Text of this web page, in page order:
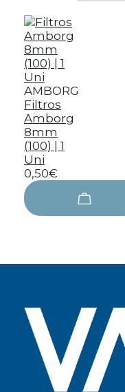
AMBORG
Filtros
Amborg
8mm
(100) | 1
Uni
0,50€